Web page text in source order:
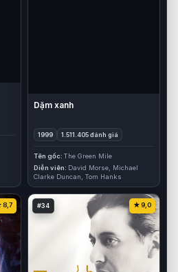
Dặm xanh
1999 1.511.405 đánh giá
Tên gốc The Green Mile
Diễn viên
David Morse, Michael
Clarke Duncan, Tom Hanks
8,7 #34 9,0